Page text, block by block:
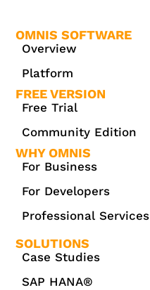
OMNIS SOFTWARE
Overview
Platform
FREE VERSION
Free Trial
Community Edition
WHY OMNIS
For Business
For Developers
Professional Services
SOLUTIONS
Case Studies
SAP HANA®